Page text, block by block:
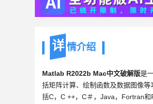
详 情介绍
Matlab R2022b Mac中文破解版是
括矩阵计算、绘制函数及数据图像
括C，C ++，C＃，Java，Fortran和